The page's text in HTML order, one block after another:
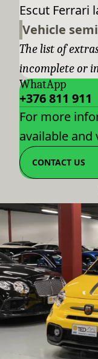
Escut Ferrari
Vehicle
The list of
incomplete or
WhatApp
+376 811 911
For more
available and
CONTACT US